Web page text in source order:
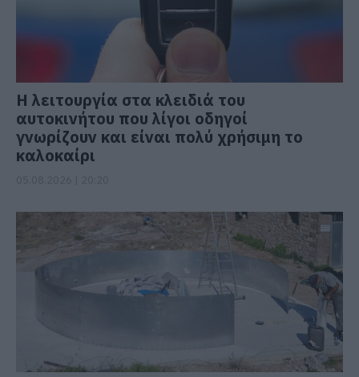
Η λειτουργία στα κλειδιά του
αυτοκινήτου που λίγοι οδηγοί
γνωρίζουν και είναι πολύ χρήσιμη το
καλοκαίρι